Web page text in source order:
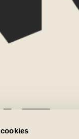
reistijd, routes en
leuker om elkaar